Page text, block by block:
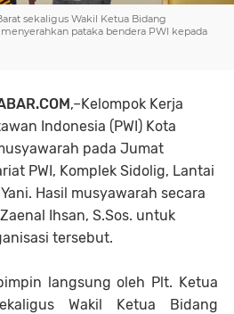
sekaligus Wakil Ketua Bidang
pataka bendera PWI kepada
,–Kelompok Kerja
Indonesia (PWI) Kota
pada Jumat
PWI, Komplek Sidolig, Lantai
Hasil musyawarah secara
Ihsan, S.Sos. untuk
tersebut.
langsung oleh Plt. Ketua
Wakil Ketua Bidang